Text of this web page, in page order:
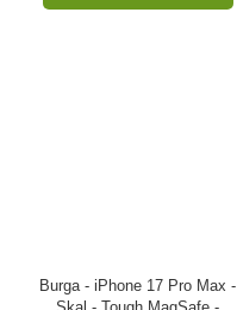
Burga - iPhone 17 Pro Max -